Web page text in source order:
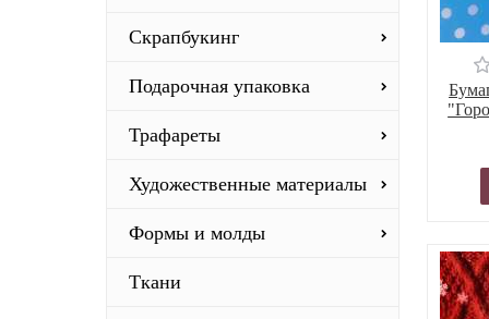
Скрапбукинг
Подарочная упаковка
Трафареты
Художественные материалы
Формы и молды
Ткани